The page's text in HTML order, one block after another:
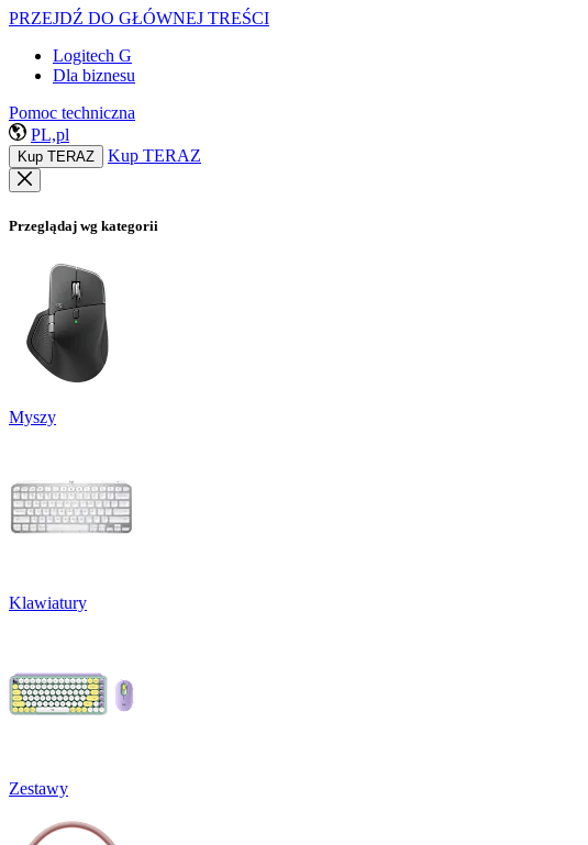
PRZEJDŹ DO GŁÓWNEJ TREŚCI
Logitech G
Dla biznesu
Pomoc techniczna
PL,pl
Kup TERAZ Kup TERAZ
Przeglądaj wg kategorii
Myszy
Klawiatury
Zestawy